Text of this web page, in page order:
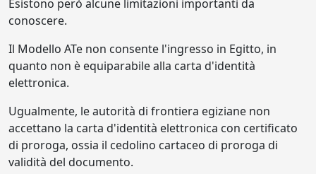
Esistono però alcune limitazioni importanti da
conoscere.
Il Modello ATe non consente l'ingresso in Egitto, in
quanto non è equiparabile alla carta d'identità
elettronica.
Ugualmente, le autorità di frontiera egiziane non
accettano la carta d'identità elettronica con certificato
di proroga, ossia il cedolino cartaceo di proroga di
validità del documento.